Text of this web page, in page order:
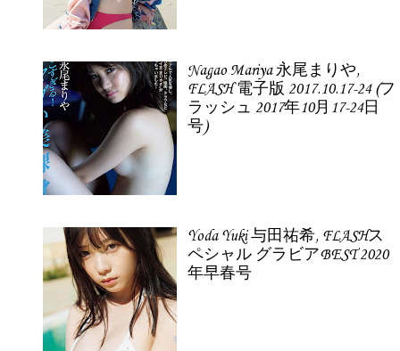
Nagao Mariya 永尾まりや,
FLASH 電子版 2017.10.17-24 (フ
ラッシュ 2017年10月17-24日
号)
Yoda Yuki 与田祐希, FLASHス
ペシャル グラビアBEST 2020
年早春号